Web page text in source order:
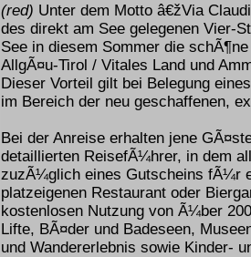
(red) Unter dem Motto â€žVia
des direkt am See gelegenen Vier-
See in diesem Sommer die
AllgÃ¤u-Tirol / Vitales Land und
Dieser Vorteil gilt bei Belegung
im Bereich der neu geschaffenen,
Bei der Anreise erhalten jene
detaillierten ReisefÃ¼hrer, in dem
zuzÃ¼glich eines Gutscheins fÃ¼r
platzeigenen Restaurant oder
kostenlosen Nutzung von Ã¼ber
Lifte, BÃ¤der und Badeseen,
und Wandererlebnis sowie Kinder-